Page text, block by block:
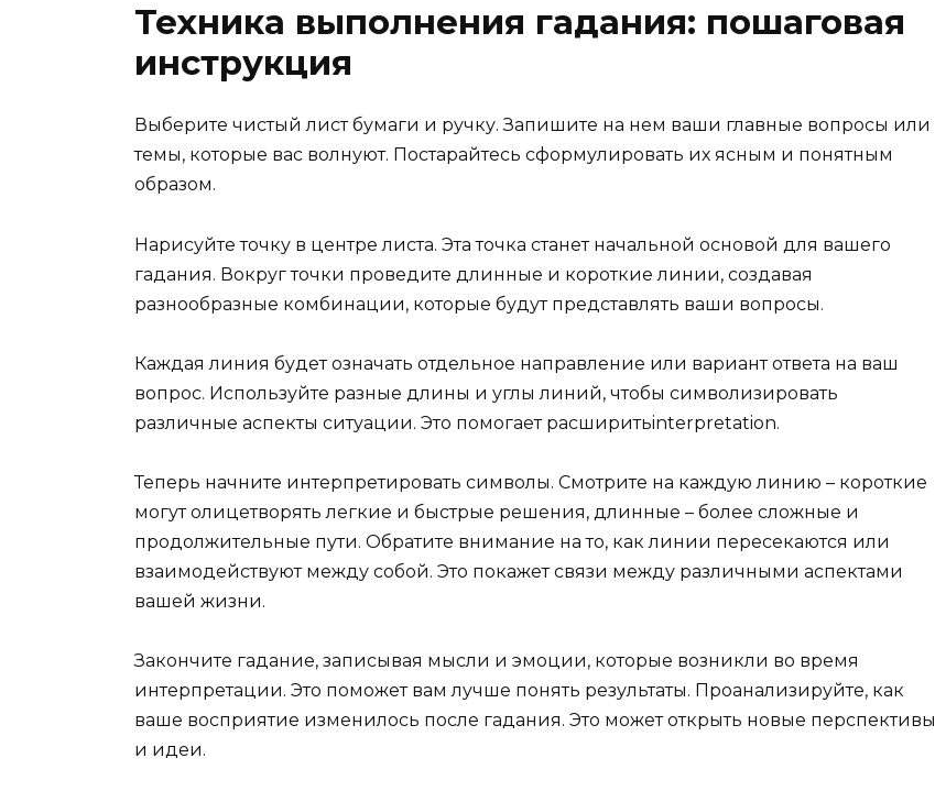
Техника выполнения гадания: пошаговая
инструкция
Выберите чистый лист бумаги и ручку. Запишите на нем ваши главные вопросы или
темы, которые вас волнуют. Постарайтесь сформулировать их ясным и понятным
образом.
Нарисуйте точку в центре листа. Эта точка станет начальной основой для вашего
гадания. Вокруг точки проведите длинные и короткие линии, создавая
разнообразные комбинации, которые будут представлять ваши вопросы.
Каждая линия будет означать отдельное направление или вариант ответа на ваш
вопрос. Используйте разные длины и углы линий, чтобы символизировать
различные аспекты ситуации. Это помогает расширитьinterpretation.
Теперь начните интерпретировать символы. Смотрите на каждую линию – короткие
могут олицетворять легкие и быстрые решения, длинные – более сложные и
продолжительные пути. Обратите внимание на то, как линии пересекаются или
взаимодействуют между собой. Это покажет связи между различными аспектами
вашей жизни.
Закончите гадание, записывая мысли и эмоции, которые возникли во время
интерпретации. Это поможет вам лучше понять результаты. Проанализируйте, как
ваше восприятие изменилось после гадания. Это может открыть новые перспективы
и идеи.